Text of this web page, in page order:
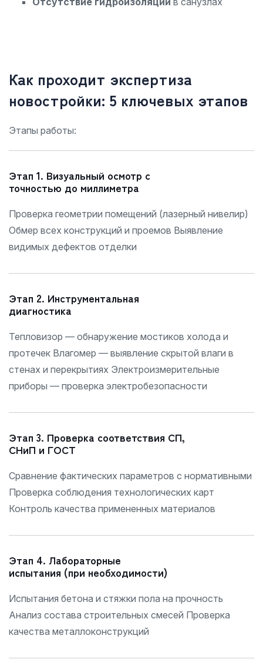
Как проходит экспертиза
новостройки: 5 ключевых этапов
Этапы работы:
Этап 1. Визуальный осмотр с
точностью до миллиметра
Проверка геометрии помещений (лазерный нивелир)
Обмер всех конструкций и проемов Выявление
видимых дефектов отделки
Этап 2. Инструментальная
диагностика
Тепловизор — обнаружение мостиков холода и
протечек Влагомер — выявление скрытой влаги в
стенах и перекрытиях Электроизмерительные
приборы — проверка электробезопасности
Этап 3. Проверка соответствия СП,
СНиП и ГОСТ
Сравнение фактических параметров с нормативными
Проверка соблюдения технологических карт
Контроль качества примененных материалов
Этап 4. Лабораторные
испытания (при необходимости)
Испытания бетона и стяжки пола на прочность
Анализ состава строительных смесей Проверка
качества металлоконструкций